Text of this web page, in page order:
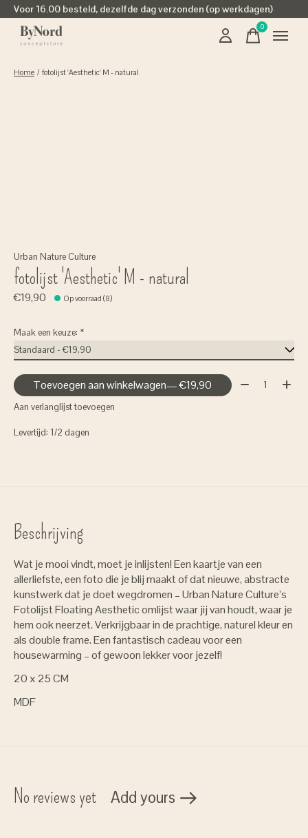
Voor 16.00 besteld, dezelfde dag verzonden (op werkdagen)
0items
Home / fotolijst 'Aesthetic' M - natural
Urban Nature Culture
fotolijst 'Aesthetic' M - natural
€19,90 Op voorraad (8)
Maak een keuze: *
Toevoegen aan winkelwagen — €19,90 Aantal:
Aan verlanglijst toevoegen
Levertijd: 1/2 dagen
Beschrijving
Wat je mooi vindt, moet je inlijsten! Een kaartje van een
allerliefste, een foto die je blij maakt of dat nieuwe, abstracte
kunstwerk dat je doet wegdromen – Urban Nature Culture’s
Fotolijst Floating Aesthetic omlijst waar jij van houdt, waar je
hem ook neerzet. Verkrijgbaar in de prachtige, naturel kleur en
als double frame. Een fantastisch cadeau voor een
housewarming – of gewoon lekker voor jezelf!
20 x 25 CM
MDF
No reviews yet Add yours